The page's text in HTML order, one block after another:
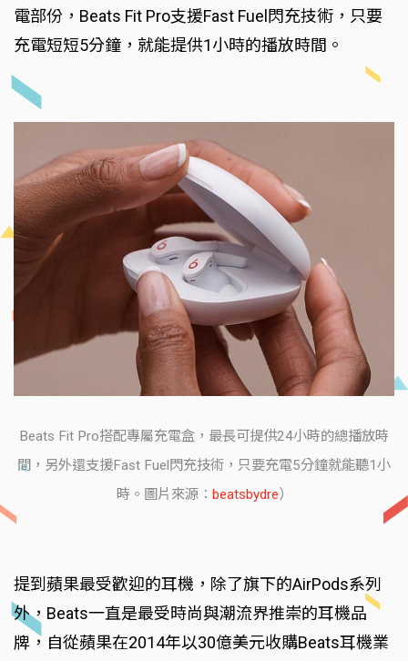
電部份，Beats Fit Pro支援Fast Fuel閃充技術，只要
充電短短5分鐘，就能提供1小時的播放時間。
Beats Fit Pro搭配專屬充電盒，最長可提供24小時的總播放時
間，另外還支援Fast Fuel閃充技術，只要充電5分鐘就能聽1小
時。圖片來源： beatsbydre）
提到蘋果最受歡迎的耳機，除了旗下的AirPods系列
外，Beats一直是最受時尚與潮流界推崇的耳機品
牌，自從蘋果在2014年以30億美元收購Beats耳機業